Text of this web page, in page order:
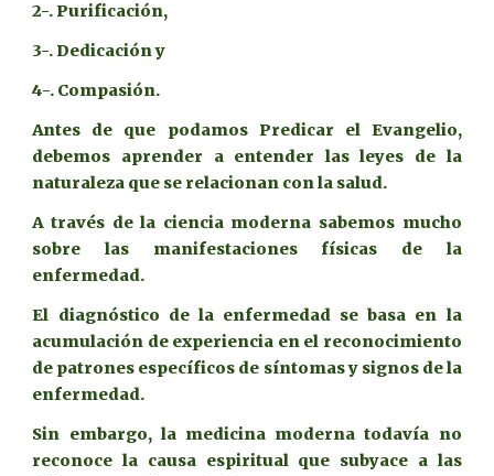
2-. Purificación,
3-. Dedicación y
4-. Compasión.
Antes de que podamos Predicar el Evangelio,
debemos aprender a entender las leyes de la
naturaleza que se relacionan con la salud.
A través de la ciencia moderna sabemos mucho
sobre las manifestaciones físicas de la
enfermedad.
El diagnóstico de la enfermedad se basa en la
acumulación de experiencia en el reconocimiento
de patrones específicos de síntomas y signos de la
enfermedad.
Sin embargo, la medicina moderna todavía no
reconoce la causa espiritual que subyace a las